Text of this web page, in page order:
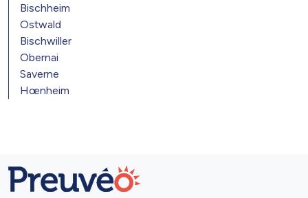
Bischheim
Ostwald
Bischwiller
Obernai
Saverne
Hœnheim